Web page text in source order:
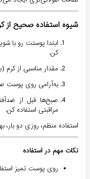
شیوه استفاده صحیح
ابتدا پوستت رو
کن.
مقدار مناسبی از
به‌آرامی روی پوست
صبح‌ها قبل از
مراقبتی استفاده کن.
استفاده منظم، روزی دو بار،
نکات مهم در استفاده
روی پوست تمیز